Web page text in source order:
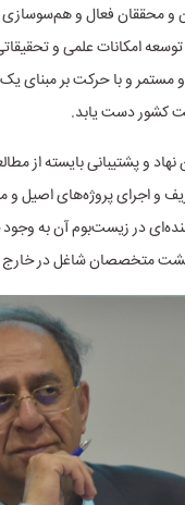
و محققان فعال و
امکانات علمی و
مستمر و با حرکت بر مبنای
کشور دست یابد.
و پشتیبانی بایسته از
اجرای پروژه‌های اصیل و
در زیست‌بوم آن به
متخصصان شاغل در خارج